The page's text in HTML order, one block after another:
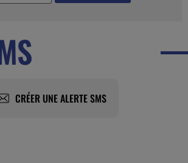
CRÉER UNE ALERTE SMS